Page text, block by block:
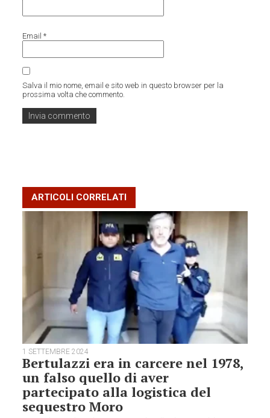
Email*
Salva il mio nome, email e sito web in questo browser per la
prossima volta che commento.
ARTICOLI CORRELATI
1 SETTEMBRE 2024
Bertulazzi era in carcere nel 1978,
un falso quello di aver
partecipato alla logistica del
sequestro Moro